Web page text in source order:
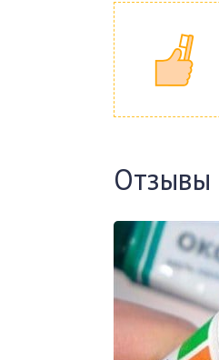
Отзывы